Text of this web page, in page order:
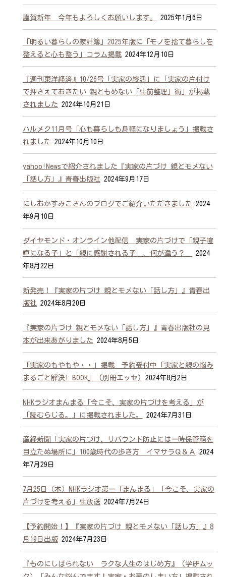
謹賀新年 今年もよろしくお願いします。 2025年1月6日
「明るい暮らしの家計簿」2025年版に「モノを捨て暮らしを
整えると心も整う」コラム掲載2024年12月10日
『週刊東洋経済』10/26号「実家の終活」に「実家の片付け
で押さえておきたい 親ともめない「生前整理」術」が掲載
されました 2024年10月21日
ハルメク11月号「心も暮らしも身軽になりましょう」掲載さ
れました 2024年10月10日
yahoo!Newsで紹介されました『実家の片づけ 親とモメない
「話し方」』青春出版社 2024年9月17日
にしおかすみこさんのブログでご紹介いただきました 2024
年9月10日
ダイヤモンド・オンライン他配信 実家の片づけで「親子喧
嘩になる子」と「親に感謝される子」、何が違う？
2024
年8月22日
新発売！『実家の片づけ 親とモメない「話し方」』青春出
版社 2024年8月20日
『実家の片づけ 親とモメない「話し方」』青春出版社の見
本が出来あがりました 2024年8月5日
「実家のもやもや・・」掲載 予約受付中「実家と親の悩み
まるごと解決! BOOK」 (別冊エッセ)
2024年8月2日
NHKラジオまんまる「今こそ、実家の片づけを考える」が
「読むらじる。」に掲載されました。
2024年7月31日
産経新聞「実家の片づけ、リバウンド防止には一時保管箱を
目立たぬ場所に」100歳時代の歩き方 イマサラＱ＆Ａ
2024
年7月29日
7月25日（木）NHKラジオ第一「まんまる」「今こそ、実家の
片づけを考える」生放送2024年7月24日
【予約開始！】『実家の片づけ 親とモメない「話し方」』8
月19日出版2024年7月23日
『ものにしばられない ラクな人生のはじめ方』（学研ムッ